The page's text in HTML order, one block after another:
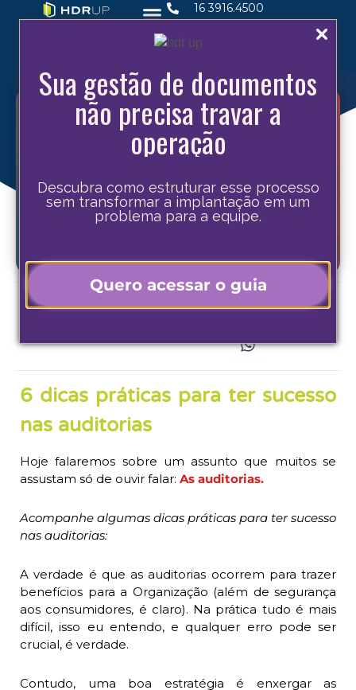
Sua gestão de documentos
não precisa travar a
operação
Descubra como estruturar esse processo
sem transformar a implantação em um
problema para a equipe.
Quero acessar o guia
16 3916.4500
Compartilhe este post
6 dicas práticas para ter sucesso
nas auditorias
Hoje falaremos sobre um assunto que muitos se
assustam só de ouvir falar: As auditorias.
Acompanhe algumas dicas práticas para ter sucesso
nas auditorias:
A verdade é que as auditorias ocorrem para trazer
benefícios para a Organização (além de segurança
aos consumidores, é claro). Na prática tudo é mais
difícil, isso eu entendo, e qualquer erro pode ser
crucial, é verdade.
Contudo, uma boa estratégia é enxergar as